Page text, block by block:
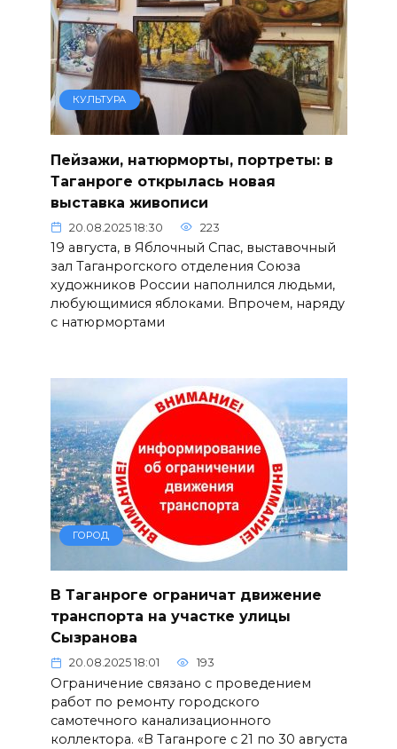
КУЛЬТУРА
Пейзажи, натюрморты, портреты: в
Таганроге открылась новая
выставка живописи
20.08.2025 18:30 223
19 августа, в Яблочный Спас, выставочный
зал Таганрогского отделения Союза
художников России наполнился людьми,
любующимися яблоками. Впрочем, наряду
с натюрмортами
ГОРОД
В Таганроге ограничат движение
транспорта на участке улицы
Сызранова
20.08.2025 18:01 193
Ограничение связано с проведением
работ по ремонту городского
самотечного канализационного
коллектора. «В Таганроге с 21 по 30 августа